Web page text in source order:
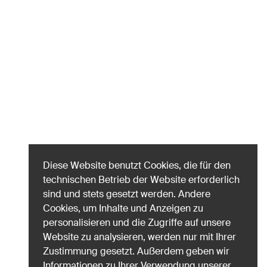
Diese Website benutzt Cookies, die für den
technischen Betrieb der Website erforderlich
sind und stets gesetzt werden. Andere
Cookies, um Inhalte und Anzeigen zu
personalisieren und die Zugriffe auf unsere
Website zu analysieren, werden nur mit Ihrer
Zustimmung gesetzt. Außerdem geben wir